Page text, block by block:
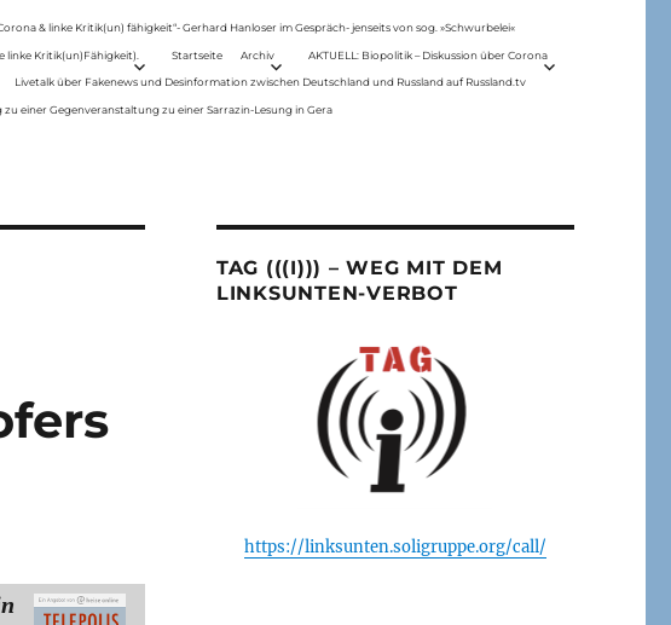
& linke Kritik(un) fähigkeit“- Gerhard Hanloser im Gespräch- jenseits von sog. »Schwurbelei«
linke Kritik(un)Fähigkeit). Startseite Archiv AKTUELL: Biopolitik – Diskussion über Corona
Livetalk über Fakenews und Desinformation zwischen Deutschland und Russland auf Russland.tv
einer Gegenveranstaltung zu einer Sarrazin-Lesung in Gera
TAG (((I))) – WEG MIT DEM
LINKSUNTEN-VERBOT
https://linksunten.soligruppe.org/call/